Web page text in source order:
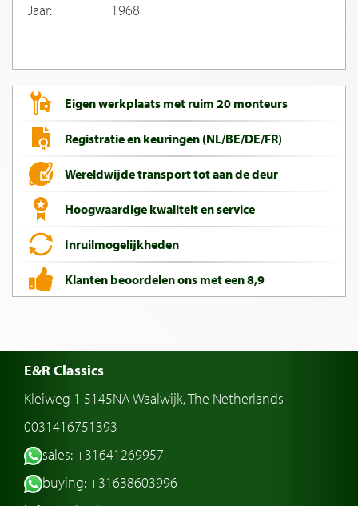
Jaar:
1968
Eigen werkplaats met ruim 20 monteurs
Registratie en keuringen (NL/BE/DE/FR)
Wereldwijde transport tot aan de deur
Hoogwaardige kwaliteit en service
Inruilmogelijkheden
Klanten beoordelen ons met een 8,9
E&R Classics
Kleiweg 1 5145NA Waalwijk, The Netherlands
0031416751393
sales: +31641269957
buying: +31638603996